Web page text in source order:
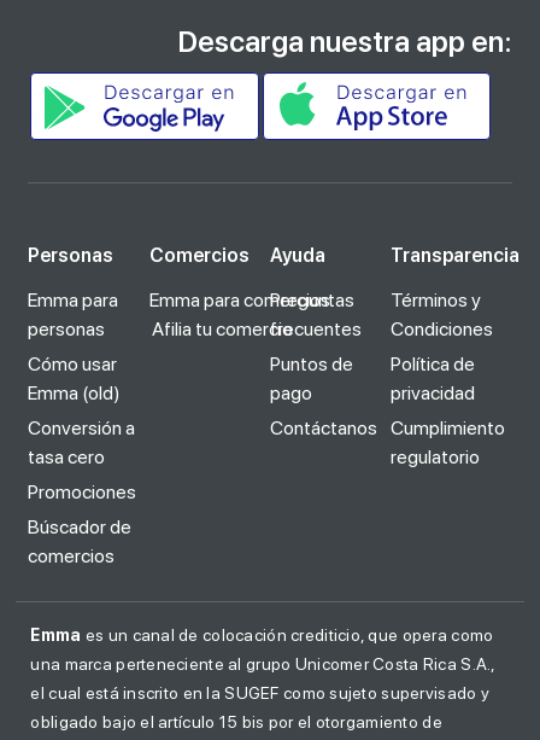
Descarga nuestra app en:
Personas
Emma para
personas
Cómo usar
Emma (old)
Conversión a
tasa cero
Promociones
Búscador de
comercios
Comercios
Emma para comercios
Afilia tu comercio
Ayuda
Preguntas
frecuentes
Puntos de
pago
Contáctanos
Transparencia
Términos y
Condiciones
Política de
privacidad
Cumplimiento
regulatorio
Emma es un canal de colocación crediticio, que opera como
una marca perteneciente al grupo Unicomer Costa Rica S.A.,
el cual está inscrito en la SUGEF como sujeto supervisado y
obligado bajo el artículo 15 bis por el otorgamiento de